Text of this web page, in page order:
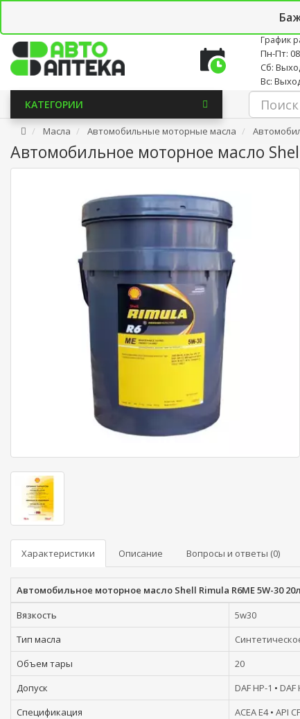
График
Пн-Пт:
Сб:
Вс:
КАТЕГОРИИ
Масла Автомобильные моторные масла
Автомобильное моторное масло
Характеристики Описание Вопросы и ответы (0)
Автомобильное моторное масло Shell Rimula R6ME 5W-30 20л
Вязкость
5w30
Тип масла
Объем тары
20
Допуск
DAF HP-1 • DAF
Спецификация
ACEA E4• API CF